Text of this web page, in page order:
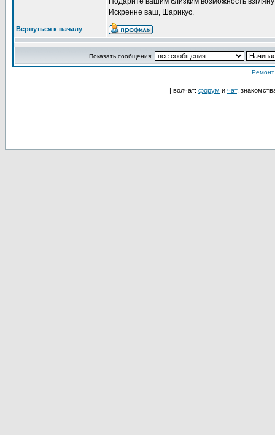
Искренне ваш, Шарикус.
Вернуться к началу
Показать сообщения:
Ремонт
| волчат: форум и чат,